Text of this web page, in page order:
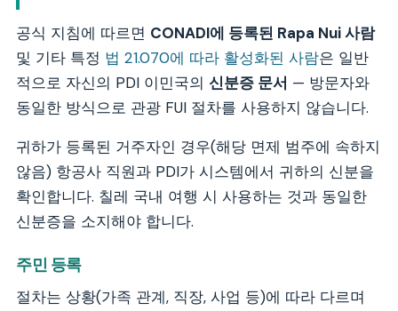
공식 지침에 따르면 CONADI에 등록된 Rapa Nui 사람
및 기타 특정 법 21.070에 따라 활성화된 사람은 일반
적으로 자신의 PDI 이민국의 신분증 문서 — 방문자와
동일한 방식으로 관광 FUI 절차를 사용하지 않습니다.
귀하가 등록된 거주자인 경우(해당 면제 범주에 속하지
않음) 항공사 직원과 PDI가 시스템에서 귀하의 신분을
확인합니다. 칠레 국내 여행 시 사용하는 것과 동일한
신분증을 소지해야 합니다.
주민 등록
절차는 상황(가족 관계, 직장, 사업 등)에 따라 다르며